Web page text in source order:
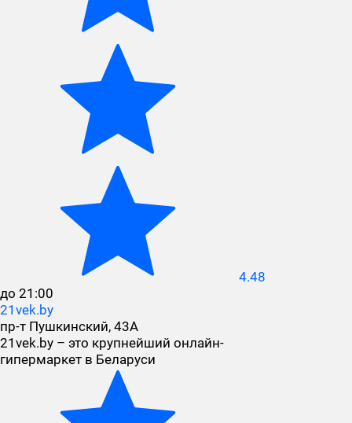
4.48
до 21:00
21vek.by
пр-т Пушкинский, 43А
21vek.by – это крупнейший онлайн-
гипермаркет в Беларуси